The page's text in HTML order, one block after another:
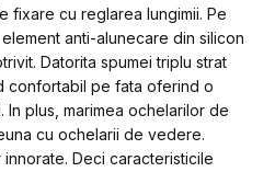
fixare cu reglarea lungimii. Pe
anti-alunecare din silicon
Datorita spumei triplu strat
confortabil pe fata oferind o
plus, marimea ochelarilor de
cu ochelarii de vedere.
Deci caracteristicile